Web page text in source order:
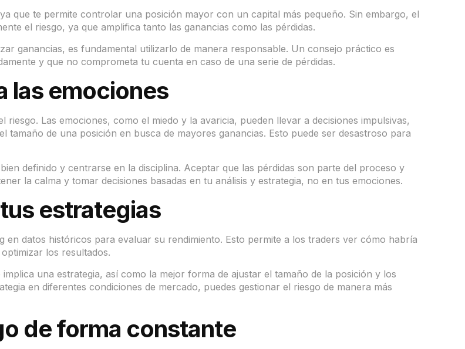
que te permite controlar una posición mayor con un capital más pequeño. Sin embargo, el
el riesgo, ya que amplifica tanto las ganancias como las pérdidas.
ganancias, es fundamental utilizarlo de manera responsable. Un consejo práctico es
y que no comprometa tu cuenta en caso de una serie de pérdidas.
las emociones
Las emociones, como el miedo y la avaricia, pueden llevar a decisiones impulsivas,
de una posición en busca de mayores ganancias. Esto puede ser desastroso para
definido y centrarse en la disciplina. Aceptar que las pérdidas son parte del proceso y
la calma y tomar decisiones basadas en tu análisis y estrategia, no en tus emociones.
estrategias
datos históricos para evaluar su rendimiento. Esto permite a los traders ver cómo habría
los resultados.
una estrategia, así como la mejor forma de ajustar el tamaño de la posición y los
en diferentes condiciones de mercado, puedes gestionar el riesgo de manera más
de forma constante